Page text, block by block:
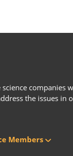
the issues in
Members